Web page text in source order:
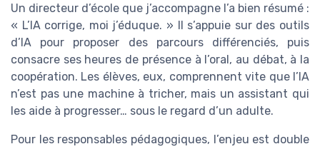
Un directeur d’école que j’accompagne l’a bien résumé :
« L’IA corrige, moi j’éduque. » Il s’appuie sur des outils
d’IA pour proposer des parcours différenciés, puis
consacre ses heures de présence à l’oral, au débat, à la
coopération. Les élèves, eux, comprennent vite que l’IA
n’est pas une machine à tricher, mais un assistant qui
les aide à progresser… sous le regard d’un adulte.
Pour les responsables pédagogiques, l’enjeu est double